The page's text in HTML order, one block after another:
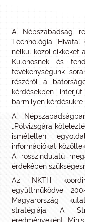
A Népszabadság
Technológiai Hivatal
nélkül közöl cikkeket
Különösnek és
tevékenységünk
részéről a
kérdésekben
bármilyen
A
„Pótvizsgára
ismételten
információkat
A rosszindulatú
érdekében
Az NKTH
együttműködve
Magyarország
stratégiája. A